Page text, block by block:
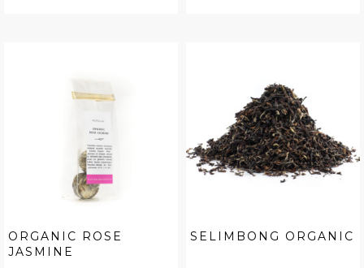
ORGANIC ROSE
JASMINE
SELIMBONG ORGANIC